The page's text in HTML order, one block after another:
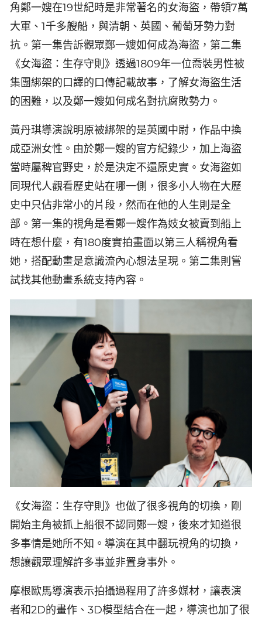
角鄭一嫂在19世紀時是非常著名的女海盜，帶領7萬
大軍、1千多艘船，與清朝、英國、葡萄牙勢力對
抗。第一集告訴觀眾鄭一嫂如何成為海盜，第二集
《女海盜：生存守則》透過1809年一位喬裝男性被
集團綁架的口譯的口傳記載故事，了解女海盜生活
的困難，以及鄭一嫂如何成名對抗腐敗勢力。
黃丹琪導演說明原被綁架的是英國中尉，作品中換
成亞洲女性。由於鄭一嫂的官方紀錄少，加上海盜
當時屬稗官野史，於是決定不還原史實。女海盜如
同現代人觀看歷史站在哪一側，很多小人物在大歷
史中只佔非常小的片段，然而在他的人生則是全
部。第一集的視角是看鄭一嫂作為妓女被賣到船上
時在想什麼，有180度實拍畫面以第三人稱視角看
她，搭配動畫是意識流內心想法呈現。第二集則嘗
試找其他動畫系統支持內容。
《女海盜：生存守則》也做了很多視角的切換，剛
開始主角被抓上船很不認同鄭一嫂，後來才知道很
多事情是她所不知。導演在其中翻玩視角的切換，
想讓觀眾理解許多事並非置身事外。
摩根歐馬導演表示拍攝過程用了許多媒材，讓表演
者和2D的畫作、3D模型結合在一起，導演也加了很